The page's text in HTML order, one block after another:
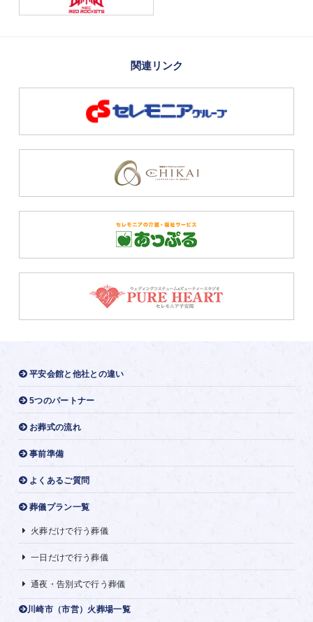
関連リンク
平安会館と他社との違い
5つのパートナー
お葬式の流れ
事前準備
よくあるご質問
葬儀プラン一覧
火葬だけで行う葬儀
一日だけで行う葬儀
通夜・告別式で行う葬儀
川崎市（市営）火葬場一覧